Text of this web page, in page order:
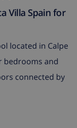
Villa Spain for
located in Calpe
bedrooms and
connected by